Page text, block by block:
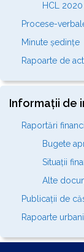
HCL 2020
Procese-
Minute ședințe
Rapoarte de
Informații de
Raportări
Bugete
Situații
Alte
Publicații de
Rapoarte